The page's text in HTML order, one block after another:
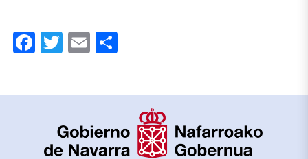
Facebook
Twitter
Email